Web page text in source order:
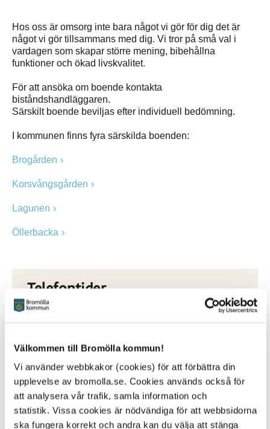
Välkommen till Bromölla kommun!
Vi använder webbkakor (cookies) för att förbättra din
upplevelse av bromolla.se. Cookies används också för
att analysera vår trafik, samla information och
statistik. Vissa cookies är nödvändiga för att webbsidorna
ska fungera korrekt och andra kan du välja att stänga
Hos oss är omsorg inte bara något vi gör för dig det är
något vi gör tillsammans med dig. Vi tror på små val i
vardagen som skapar större mening, bibehållna
funktioner och ökad livskvalitet.
För att ansöka om boende kontakta
biståndshandläggaren.
Särskilt boende beviljas efter individuell bedömning.
I kommunen finns fyra särskilda boenden:
Brogården
Korsvångsgården
Lagunen
Öllerbacka
Telefontider
biståndshandläggare
Biståndshandläggare (ansvarar för medborgare
födda dag 1-8)
0456-82 23 40
ida.adelsbo@bromolla.se
Emilia Benke